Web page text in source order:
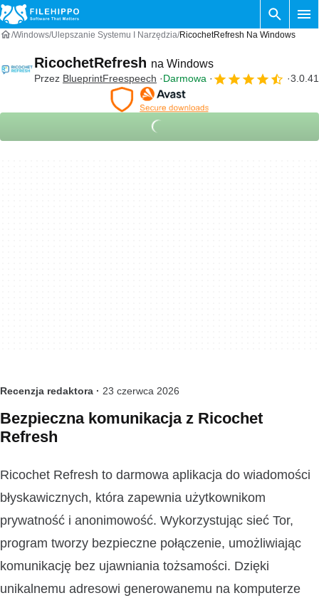
Windows Ulepszanie Systemu I Narzędzia RicochetRefresh Na Windows
RicochetRefresh na Windows
Przez BlueprintFreespeech Darmowa 3.0.41
Recenzja redaktora · 23 czerwca 2026
Bezpieczna komunikacja z Ricochet
Refresh
Ricochet Refresh to darmowa aplikacja do wiadomości
błyskawicznych, która zapewnia użytkownikom
prywatność i anonimowość. Wykorzystując sieć Tor,
program tworzy bezpieczne połączenie, umożliwiając
komunikację bez ujawniania tożsamości. Dzięki
unikalnemu adresowi generowanemu na komputerze